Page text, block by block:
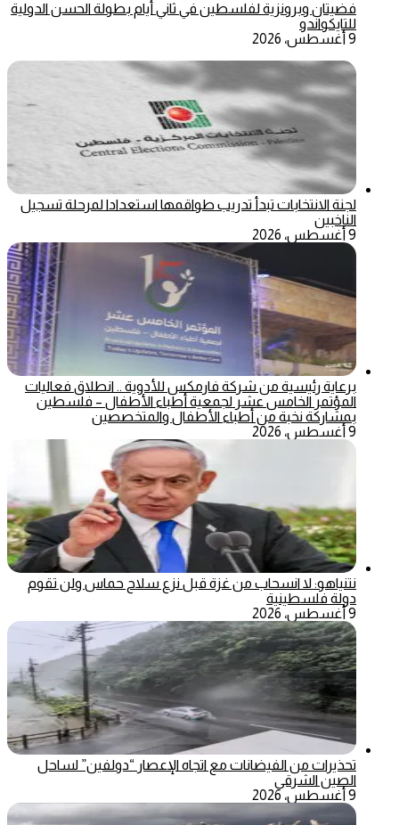
فضيتان وبرونزية لفلسطين في ثاني أيام بطولة الحسن الدولية
للتايكواندو
9 أغسطس، 2026
لجنة الانتخابات تبدأ تدريب طواقمها استعدادا لمرحلة تسجيل
الناخبين
9 أغسطس، 2026
برعاية رئيسية من شركة فارمكس للأدوية .. انطلاق فعاليات
المؤتمر الخامس عشر لجمعية أطباء الأطفال – فلسطين
بمشاركة نخبة من أطباء الأطفال والمتخصصين
9 أغسطس، 2026
نتنياهو: لا انسحاب من غزة قبل نزع سلاح حماس ولن تقوم
دولة فلسطينية
9 أغسطس، 2026
تحذيرات من الفيضانات مع اتجاه الإعصار “دولفين” لساحل
الصين الشرقي
9 أغسطس، 2026